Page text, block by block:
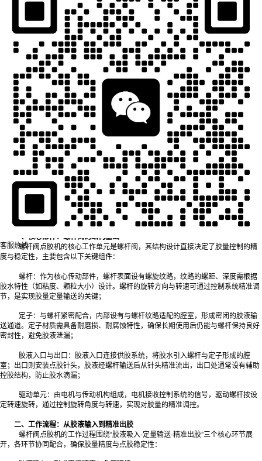
一、核心部件：螺杆阀的结构基础
螺杆阀点胶机的核心工作单元是螺杆阀，其结构设计直接决定了胶量控制的精
度与稳定性，主要包含以下关键组件：
螺杆：作为核心传动部件，螺杆表面设有螺旋纹路，纹路的螺距、深度需根据
胶水特性（如粘度、颗粒大小）设计。螺杆的旋转方向与转速可通过控制系统精准调
节，是实现胶量定量输送的关键；
定子：与螺杆紧密配合，内部设有与螺杆纹路适配的腔室，形成密闭的胶液输
送通道。定子材质需具备耐磨损、耐腐蚀特性，确保长期使用后仍能与螺杆保持良好
密封性，避免胶液泄漏；
胶液入口与出口：胶液入口连接供胶系统，将胶水引入螺杆与定子形成的腔
室；出口则安装点胶针头，胶液经螺杆输送后从针头精准流出，出口处通常设有辅助
控胶结构，防止胶水滴漏；
驱动单元：由电机与传动机构组成，电机接收控制系统的信号，驱动螺杆按设
定转速旋转，通过控制旋转角度与转速，实现对胶量的精准调控。
二、工作流程：从胶液输入到精准出胶
螺杆阀点胶机的工作过程围绕“胶液吸入-定量输送-精准出胶”三个核心环节展
开，各环节协同配合，确保胶量精度与点胶稳定性：
客服热线